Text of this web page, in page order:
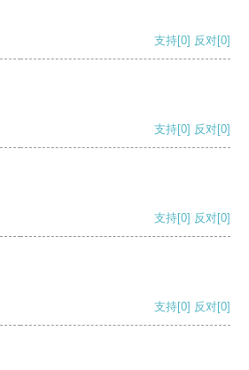
支持[0] 反对[0]
支持[0] 反对[0]
支持[0] 反对[0]
支持[0] 反对[0]